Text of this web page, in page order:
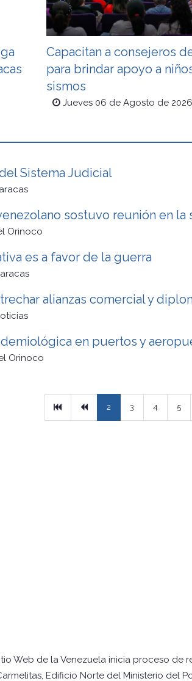
Capacitan a consejeros
para brindar apoyo a
sismos
Jueves 06 de Agosto de 2026
Sistema Judicial
sostuvo reunión en
Orinoco
es a favor de la guerra
alianzas comercial y
en puertos y
Orinoco
PrimeraPrevious
2 3 4 5
Web de la Venezuela inicia proceso de
Edificio Norte del Ministerio del